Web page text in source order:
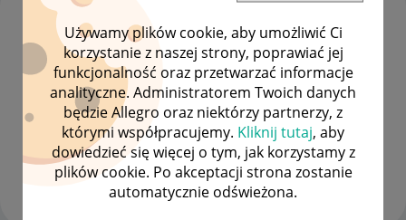
Używamy plików cookie, aby umożliwić Ci
korzystanie z naszej strony, poprawiać jej
funkcjonalność oraz przetwarzać informacje
analityczne. Administratorem Twoich danych
będzie Allegro oraz niektórzy partnerzy, z
którymi współpracujemy. Kliknij tutaj, aby
dowiedzieć się więcej o tym, jak korzystamy z
plików cookie. Po akceptacji strona zostanie
automatycznie odświeżona.
krajcok
#7 Wielbiciel